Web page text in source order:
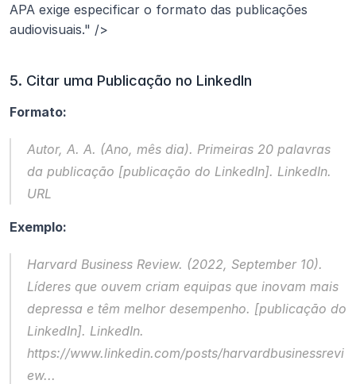
APA exige especificar o formato das publicações
audiovisuais." />
5. Citar uma Publicação no LinkedIn
Formato:
Autor, A. A. (Ano, mês dia). Primeiras 20 palavras
da publicação [publicação do LinkedIn]. LinkedIn.
URL
Exemplo:
Líderes que ouvem criam equipas que inovam mais
depressa e têm melhor desempenho. [publicação do
LinkedIn]. LinkedIn.
https://www.linkedin.com/posts/harvardbusinessrevi
ew...